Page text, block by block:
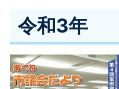
令和3年